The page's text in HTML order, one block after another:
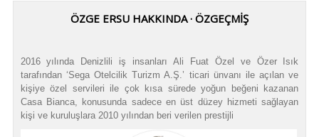
ÖZGE ERSU HAKKINDA · ÖZGEÇMİŞ
2016 yılında Denizlili iş insanları Ali Fuat Özel ve Özer Isık
tarafından ‘Sega Otelcilik Turizm A.Ş.’ ticari ünvanı ile açılan ve
kişiye özel servileri ile çok kısa sürede yoğun beğeni kazanan
Casa Bianca, konusunda sadece en üst düzey hizmeti sağlayan
kişi ve kuruluşlara 2010 yılından beri verilen prestijli